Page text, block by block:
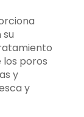
poros
y
y